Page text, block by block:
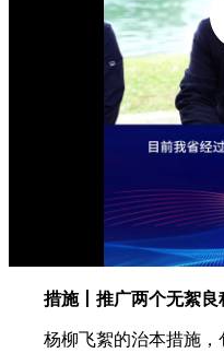
措施丨推广两个无絮
杨柳飞絮的治本措施，